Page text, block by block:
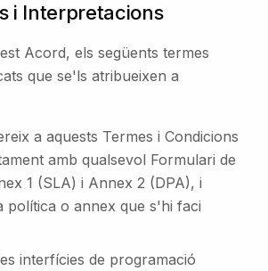
i Interpretacions
Acord, els següents termes
que se'ls atribueixen a
a aquests Termes i Condicions
amb qualsevol Formulari de
1 (SLA) i Annex 2 (DPA), i
política o annex que s'hi faci
interfícies de programació